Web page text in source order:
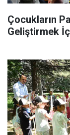
Çocukların
Geliştirmek